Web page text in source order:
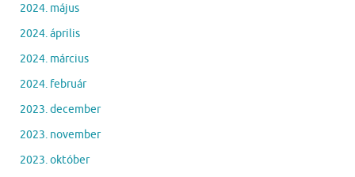
2024. május
2024. április
2024. március
2024. február
2023. december
2023. november
2023. október